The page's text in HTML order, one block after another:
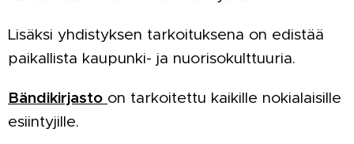
Lisäksi yhdistyksen tarkoituksena on edistää
paikallista kaupunki- ja nuorisokulttuuria.
Bändikirjasto on tarkoitettu kaikille nokialaisille
esiintyjille.